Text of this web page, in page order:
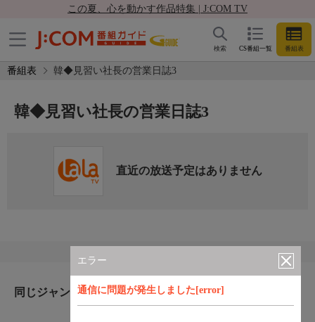
この夏、心を動かす作品特集 | J:COM TV
CS番組一覧 番組表
検索
番組表 韓◆見習い社長の営業日誌3
エラー
通信に問題が発生しました[error]
韓◆見習い社長の営業日誌3
直近の放送予定はありません
同じジャンルのおすすめ番組